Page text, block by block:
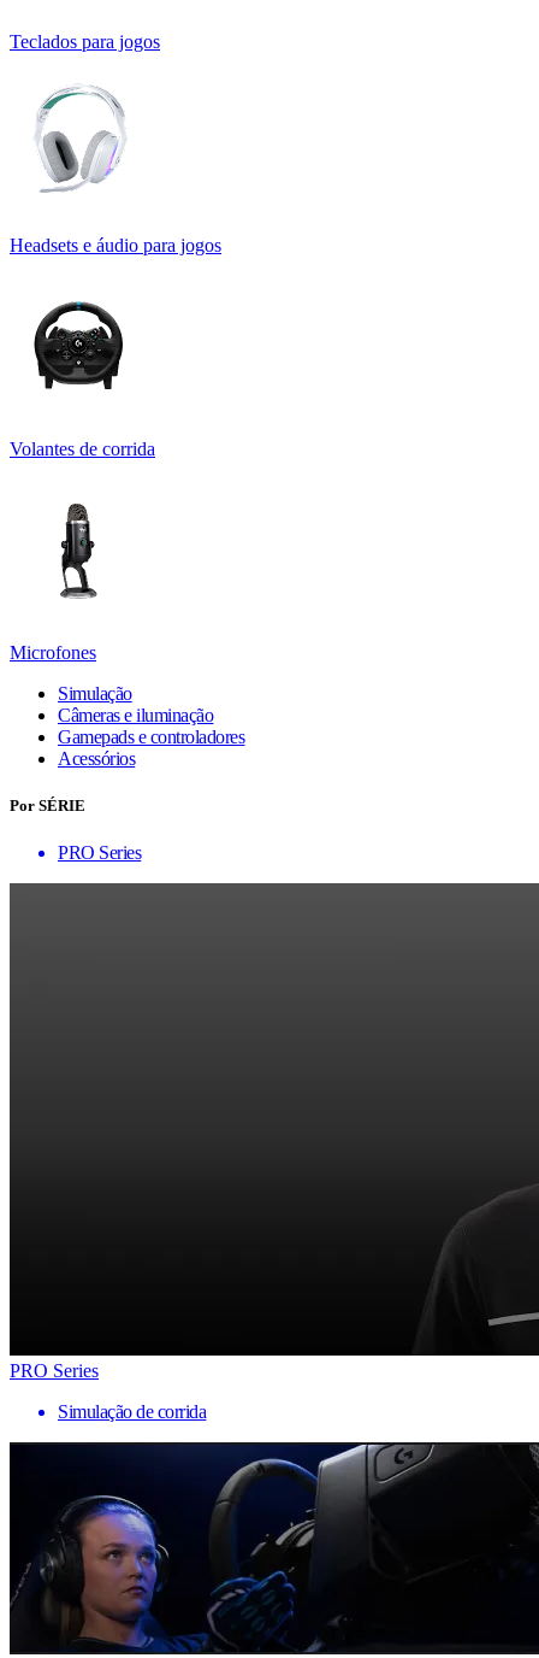
Teclados para jogos
Headsets e áudio para jogos
Volantes de corrida
Microfones
Simulação
Câmeras e iluminação
Gamepads e controladores
Acessórios
Por SÉRIE
PRO Series
PRO Series
Simulação de corrida